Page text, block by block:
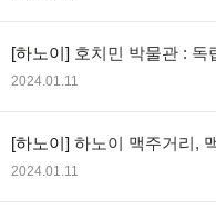
[하노이] 호치민 박물관 : 독
2024.01.11
[하노이] 하노이 맥주거리,
2024.01.11